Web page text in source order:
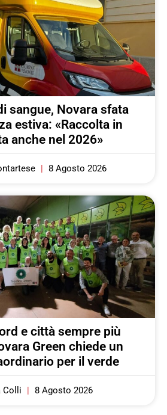
sangue, Novara sfata
estiva: «Raccolta in
anche nel 2026»
8 Agosto 2026
e città sempre più
Green chiede un
per il verde
Colli 8 Agosto 2026